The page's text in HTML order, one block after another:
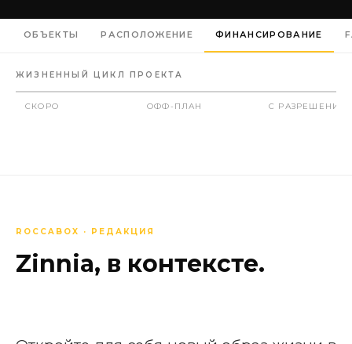
ОБЪЕКТЫ РАСПОЛОЖЕНИЕ ФИНАНСИРОВАНИЕ
ЖИЗНЕННЫЙ ЦИКЛ ПРОЕКТА
СКОРО ОФФ-ПЛАН С
ROCCABOX · РЕДАКЦИЯ
Zinnia, в контексте.